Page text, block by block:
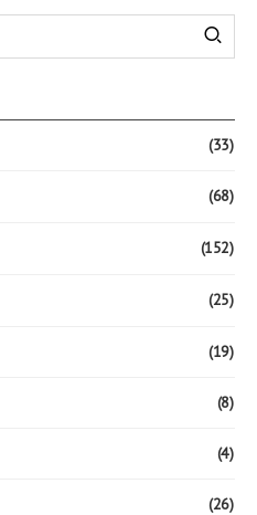
(33)
(68)
(152)
(25)
(19)
(8)
(4)
(26)